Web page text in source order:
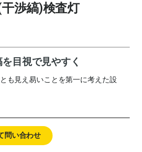
渉縞)検査灯
目視で見やすく
も見え易いことを第一に考えた設
問い合わせ